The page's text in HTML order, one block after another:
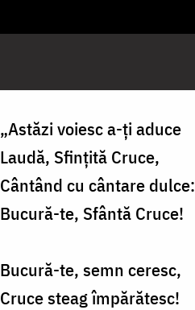
„Astăzi voiesc a-ţi aduce
Laudă, Sfinţită Cruce,
Cântând cu cântare dulce:
Bucură-te, Sfântă Cruce!
Bucură-te, semn ceresc,
Cruce steag împărătesc!